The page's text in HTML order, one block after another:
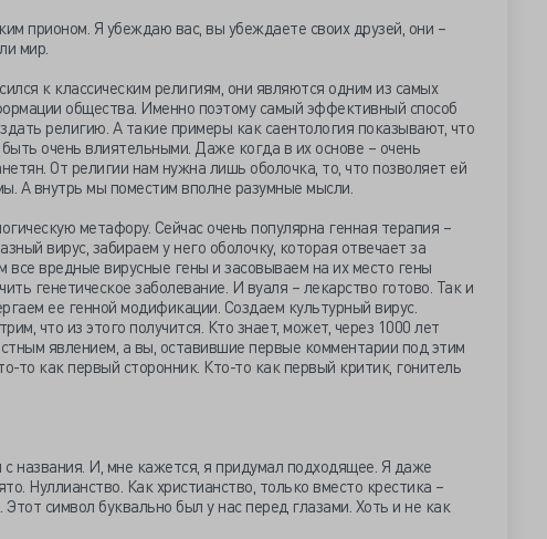
прионом. Я убеждаю вас, вы убеждаете своих друзей, они –
мир.
к классическим религиям, они являются одним из самых
общества. Именно поэтому самый эффективный способ
религию. А такие примеры как саентология показывают, что
очень влиятельными. Даже когда в их основе – очень
От религии нам нужна лишь оболочка, то, что позволяет ей
А внутрь мы поместим вполне разумные мысли.
метафору. Сейчас очень популярна генная терапия –
вирус, забираем у него оболочку, которая отвечает за
все вредные вирусные гены и засовываем на их место гены
генетическое заболевание. И вуаля – лекарство готово. Так и
ее генной модификации. Создаем культурный вирус.
что из этого получится. Кто знает, может, через 1000 лет
явлением, а вы, оставившие первые комментарии под этим
то как первый сторонник. Кто-то как первый критик, гонитель
с названия. И, мне кажется, я придумал подходящее. Я даже
Нуллианство. Как христианство, только вместо крестика –
Этот символ буквально был у нас перед глазами. Хоть и не как